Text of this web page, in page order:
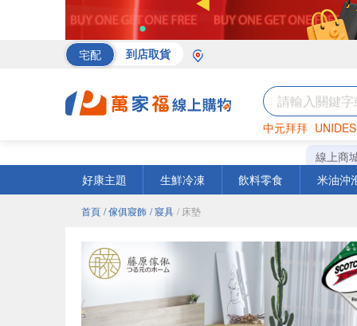
宅配 到店取貨
中元拜拜
巧克力 罐頭
線上商
好康主題
生鮮冷凍 飲料零食 米油沖
首頁 / 傢俱寢飾 / 寢具 / 床墊